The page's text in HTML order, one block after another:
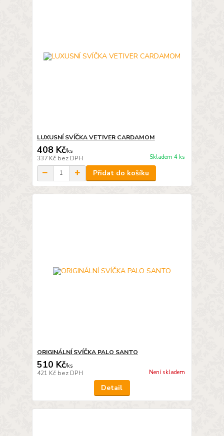
LUXUSNÍ SVÍČKA VETIVER CARDAMOM
408 Kč/ks
337 Kč bez DPH Skladem 4 ks
Přidat do košíku
ORIGINÁLNÍ SVÍČKA PALO SANTO
510 Kč/ks
421 Kč bez DPH Není skladem
Detail